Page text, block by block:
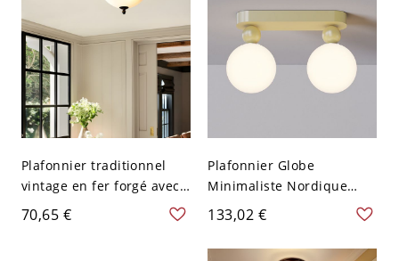
Plafonnier traditionnel
vintage en fer forgé avec
abat-jour en verre blanc -
Noir 110 V-120 V 26,67 cm
70,65 €
Plafonnier Globe
Minimaliste Nordique
avec Abat-jours en Verre
Opale - café au lait 110 V-
120 V 2
133,02 €